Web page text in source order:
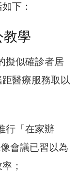
下：
教學
擬似確診者居
醫療服務取以
行「在家辦
會議已習以為
；